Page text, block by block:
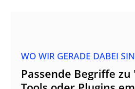
WO WIR GERADE DABEI
Passende Begriffe zu